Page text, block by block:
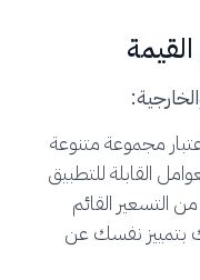
مجموعة متنوعة
القابلة للتطبيق
التسعير القائم
نفسك عن